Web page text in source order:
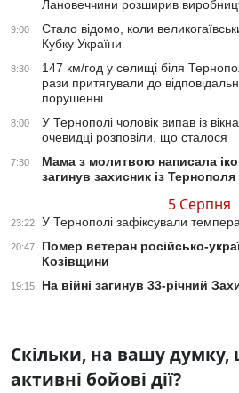
Лановеччини розширив
9:00
Стало відомо, коли
Кубку України
8:30
147 км/год у селищі біля
рази притягували до
порушенні
8:00
У Тернополі чоловік випав із
очевидці розповіли, що сталося
7:30
Мама з молитвою написала
загинув захисник із Тернополя
5 Серпня
23:22 У Тернополі зафіксували
20:47
Помер ветеран російсько-
Козівщини
19:15 На війні загинув 33-річний
Скільки, на вашу
активні бойові дії?